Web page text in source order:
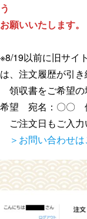
う
お願いいたします。
※8/19以前に旧サイ
は、注文履歴が引き
領収書をご希望の
希望 宛名：〇〇
ご注文日もご入力
＞お問い合わせ